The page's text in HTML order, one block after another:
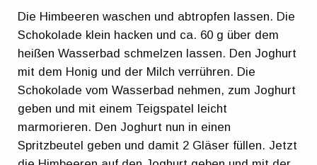
Die Himbeeren waschen und abtropfen lassen. Die
Schokolade klein hacken und ca. 60 g über dem
heißen Wasserbad schmelzen lassen. Den Joghurt
mit dem Honig und der Milch verrühren. Die
Schokolade vom Wasserbad nehmen, zum Joghurt
geben und mit einem Teigspatel leicht
marmorieren. Den Joghurt nun in einen
Spritzbeutel geben und damit 2 Gläser füllen. Jetzt